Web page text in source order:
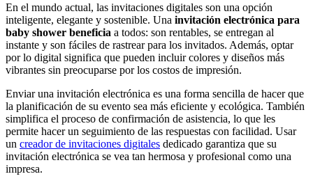
En el mundo actual, las invitaciones digitales son una opción
inteligente, elegante y sostenible. Una invitación electrónica para
baby shower beneficia a todos: son rentables, se entregan al
instante y son fáciles de rastrear para los invitados. Además, optar
por lo digital significa que pueden incluir colores y diseños más
vibrantes sin preocuparse por los costos de impresión.
Enviar una invitación electrónica es una forma sencilla de hacer que
la planificación de su evento sea más eficiente y ecológica. También
simplifica el proceso de confirmación de asistencia, lo que les
permite hacer un seguimiento de las respuestas con facilidad. Usar
un creador de invitaciones digitales dedicado garantiza que su
invitación electrónica se vea tan hermosa y profesional como una
impresa.